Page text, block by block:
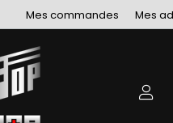
Mes commandes Mes